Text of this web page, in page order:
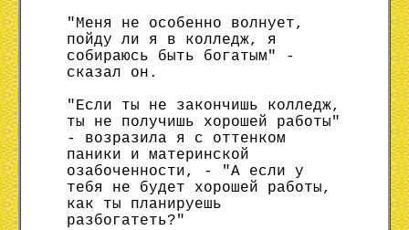
"Меня не особенно волнует,
пойду ли я в колледж, я
собираюсь быть богатым" -
сказал он.
"Если ты не закончишь колледж,
ты не получишь хорошей работы"
- возразила я с оттенком
паники и материнской
озабоченности, - "А если у
тебя не будет хорошей работы,
как ты планируешь
разбогатеть?"